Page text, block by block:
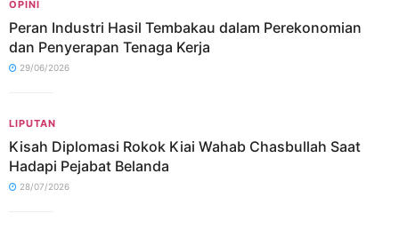
OPINI
Peran Industri Hasil Tembakau dalam Perekonomian
dan Penyerapan Tenaga Kerja
29/06/2026
LIPUTAN
Kisah Diplomasi Rokok Kiai Wahab Chasbullah Saat
Hadapi Pejabat Belanda
28/07/2026